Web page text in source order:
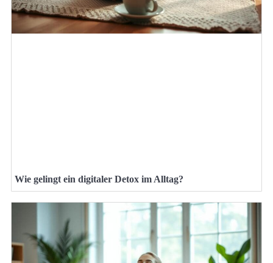
Wie gelingt ein digitaler Detox im Alltag?